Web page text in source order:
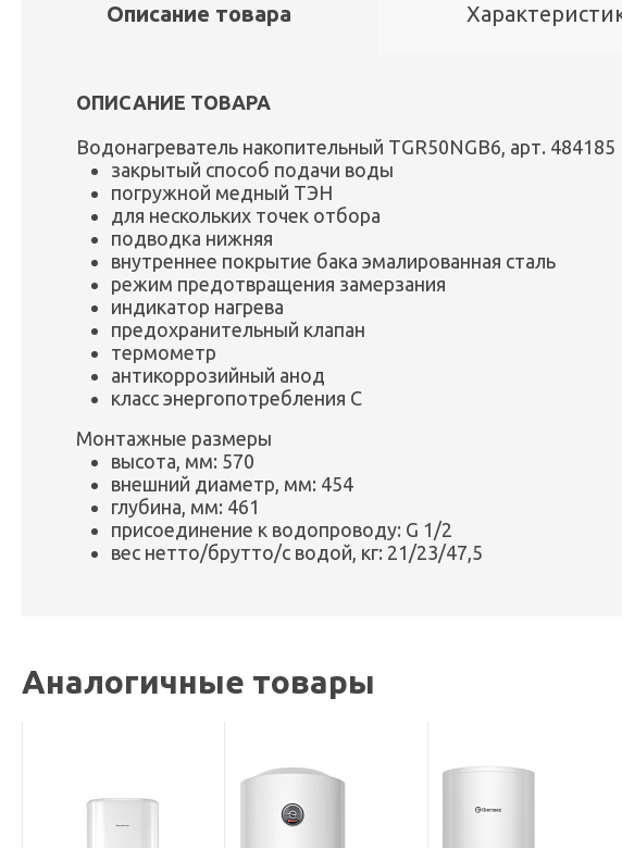
Описание товара
ОПИСАНИЕ ТОВАРА
Водонагреватель накопительный TGR50NGB6, арт. 484185
закрытый способ подачи воды
погружной медный ТЭН
для нескольких точек отбора
подводка нижняя
внутреннее покрытие бака эмалированная сталь
режим предотвращения замерзания
индикатор нагрева
предохранительный клапан
термометр
антикоррозийный анод
класс энергопотребления C
Монтажные размеры
высота, мм: 570
внешний диаметр, мм: 454
глубина, мм: 461
присоединение к водопроводу: G 1/2
вес нетто/брутто/с водой, кг: 21/23/47,5
Аналогичные товары